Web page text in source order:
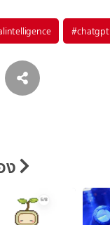
#chatgpt
ง